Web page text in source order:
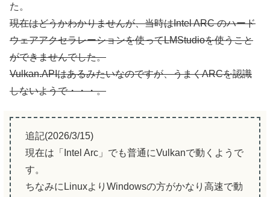
た。
現在はどうかわかりませんが、当時はIntel ARC のハード
ウェアアクセラレーションを使ってLMStudioを使うこと
ができませんでした。
Vulkan.APIはあるみたいなのですが、うまくARCを認識
しないようで・・・。
追記(2026/3/15)
現在は「Intel Arc」でも普通にVulkanで動くようで
す。
ちなみにLinuxよりWindowsの方がかなり高速で動